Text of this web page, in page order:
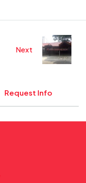
Next
Request Info